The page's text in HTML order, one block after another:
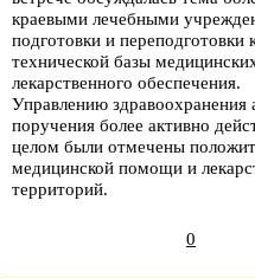
краевыми лечебными
подготовки и
технической базы
лекарственного обеспечения.
Управлению
поручения более активно
целом были отмечены
медицинской помощи и
территорий.
0